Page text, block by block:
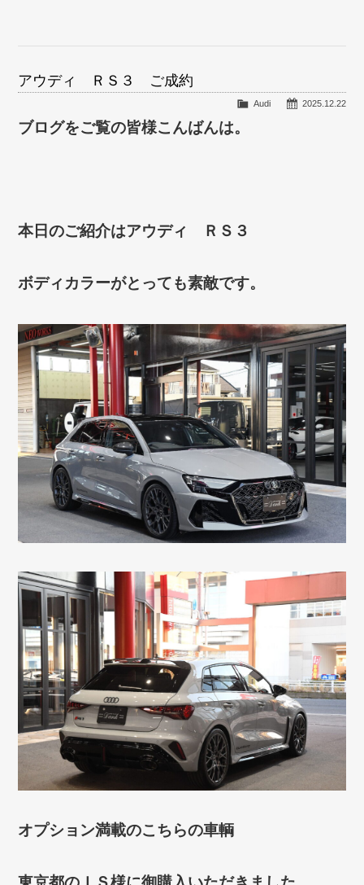
アウディ ＲＳ３ ご成約
2025.12.22
Audi
ブログをご覧の皆様こんばんは。
本日のご紹介はアウディ ＲＳ３
ボディカラーがとっても素敵です。
オプション満載のこちらの車輌